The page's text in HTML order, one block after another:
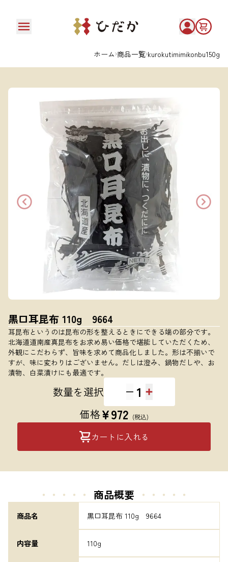
ホーム 商品一覧 kurokutimimikonbu150g
黒口耳昆布 110g 9664
耳昆布というのは昆布の形を整えるときにできる端の部分です。
北海道道南産真昆布をお求め易い価格で堪能していただくため、
外観にこだわらず、旨味を求めて商品化しました。形は不揃いで
すが、味に変わりはございません。だしは澄み、鍋物だしや、お
漬物、白菜漬けにも最適です。
数量を選択 1
価格¥972 (税込)
カートに入れる
・・・・・ 商品概要 ・・・・・
商品名 黒口耳昆布 110g　9664
内容量 110g